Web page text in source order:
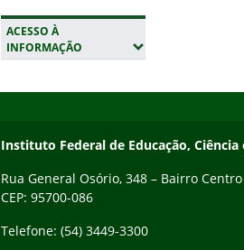
ACESSO À
INFORMAÇÃO (EXPANDIR SUBMENUS)
Contato
Instituto Federal de Educação,
Rua General Osório, 348 – Bairro
CEP: 95700-086
Telefone: (54) 3449-3300